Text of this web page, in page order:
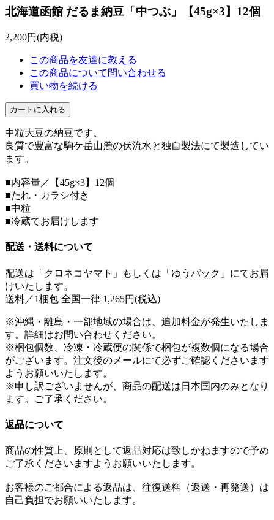
北海道函館 だるま納豆「中つぶ」【45g×3】12個
2,200円(内税)
この商品を友達に教える
この商品について問い合わせる
買い物を続ける
中粒大豆の納豆です。
良質で豊富な駒ケ岳山麓の伏流水と独自製法にて製造してい
ます。
■内容量／【45g×3】12個
■たれ・カラシ付き
■中粒
■冷蔵でお届けします
配送・送料について
配送は「クロネコヤマト」もしくは「ゆうパック」にてお届
けいたします。
送料／1梱包 全国一律 1,265円(税込)
※沖縄・離島・一部地域の場合は、追加料金が発生いたしま
す。詳細はお問い合わせください。
※梱包個数、冷凍・冷蔵便の関係で梱包が複数個になる場合
がございます。注文後のメールにて必ずご確認くださいます
ようお願いいたします。
※申し訳ございませんが、商品の配送は日本国内のみとなり
ます。ご了承ください。
返品について
商品の性質上、原則として返品対応は致しかねますので予め
ご了承くださいますようお願いいたします。
お客様のご都合による返品は、往復送料（返送・再発送）は
自己負担でお願いいたします。